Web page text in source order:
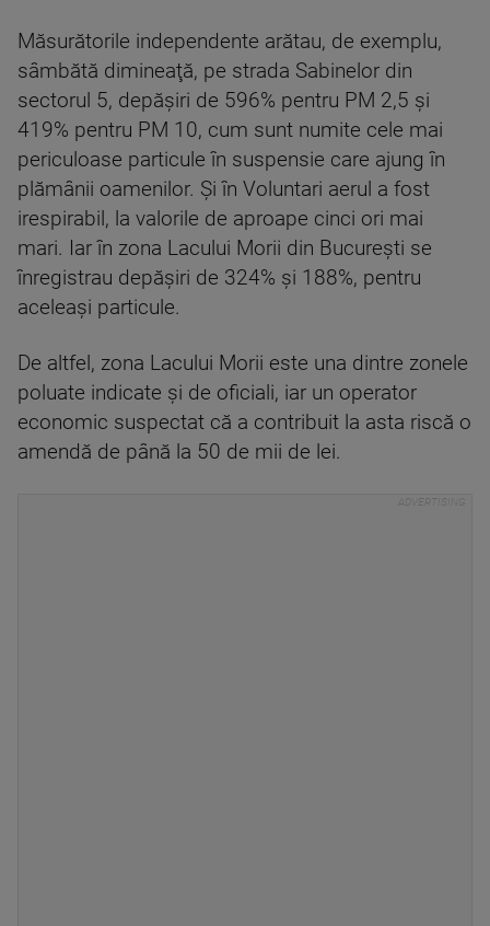
Măsurătorile independente arătau, de exemplu,
sâmbătă dimineaţă, pe strada Sabinelor din
sectorul 5, depăşiri de 596% pentru PM 2,5 şi
419% pentru PM 10, cum sunt numite cele mai
periculoase particule în suspensie care ajung în
plămânii oamenilor. Şi în Voluntari aerul a fost
irespirabil, la valorile de aproape cinci ori mai
mari. Iar în zona Lacului Morii din Bucureşti se
înregistrau depăşiri de 324% şi 188%, pentru
aceleaşi particule.
De altfel, zona Lacului Morii este una dintre zonele
poluate indicate şi de oficiali, iar un operator
economic suspectat că a contribuit la asta riscă o
amendă de până la 50 de mii de lei.